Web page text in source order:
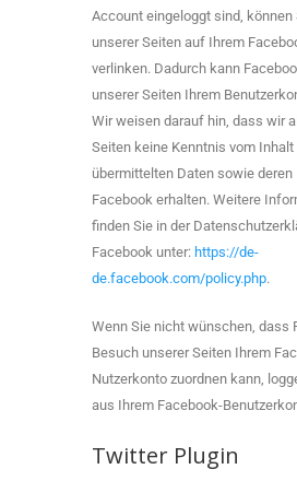
Account eingeloggt sind, können
unserer Seiten auf Ihrem
verlinken. Dadurch kann
unserer Seiten Ihrem
Wir weisen darauf hin, dass wir
Seiten keine Kenntnis vom Inhalt
übermittelten Daten sowie deren
Facebook erhalten. Weitere
finden Sie in der
Facebook unter: https://de-
de.facebook.com/policy.php.
Wenn Sie nicht wünschen, dass
Besuch unserer Seiten Ihrem
Nutzerkonto zuordnen kann,
aus Ihrem Facebook-
Twitter Plugin